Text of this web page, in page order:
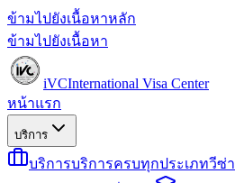
ข้ามไปยังเนื้อหาหลัก
ข้ามไปยังเนื้อหา
iVCInternational Visa Center
หน้าแรก
บริการ
บริการบริการครบทุกประเภทวีซ่า